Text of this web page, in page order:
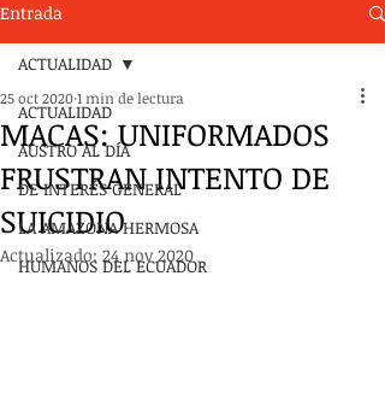
Entrada
ACTUALIDAD
AUSTRO AL DÍA
DE INTERÉS GENERAL
LA AMAZONA HERMOSA
HUMANOS DEL ECUADOR
ACTUALIDAD
MACAS: UNIFORMADOS
FRUSTRAN INTENTO DE
SUICIDIO
25 oct 20201 min de lectura
Actualizado: 24 nov 2020